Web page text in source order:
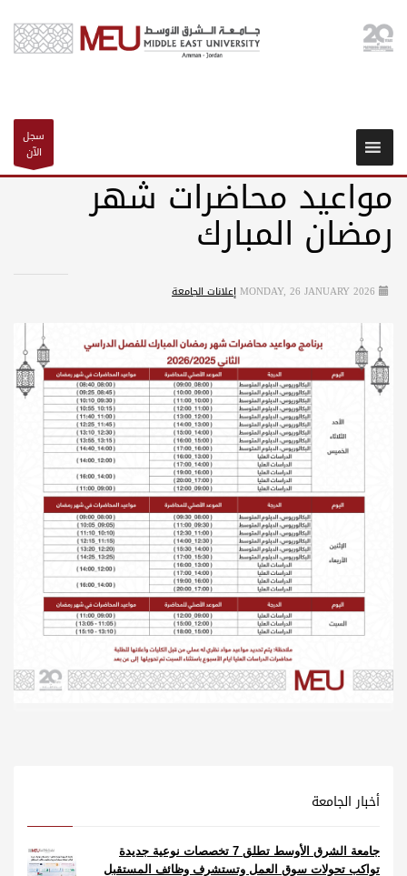
سجل
الآن
مواعيد محاضرات شهر
رمضان المبارك
MONDAY, 26 JANUARY 2026إعلانات الجامعة
أخبار الجامعة
جامعة الشرق الأوسط تطلق 7 تخصصات نوعية جديدة
تواكب تحولات سوق العمل وتستشرف وظائف المستقبل